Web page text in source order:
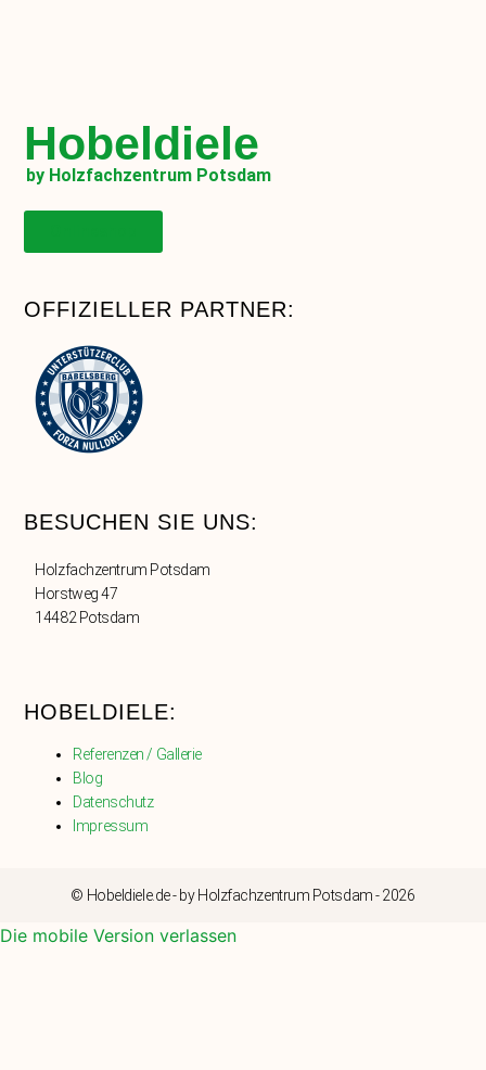
Hobeldiele
by Holzfachzentrum Potsdam
OFFIZIELLER PARTNER:
BESUCHEN SIE UNS:
Holzfachzentrum Potsdam
Horstweg 47
14482 Potsdam
HOBELDIELE:
Referenzen / Gallerie
Blog
Datenschutz
Impressum
© Hobeldiele.de - by Holzfachzentrum Potsdam - 2026
Die mobile Version verlassen